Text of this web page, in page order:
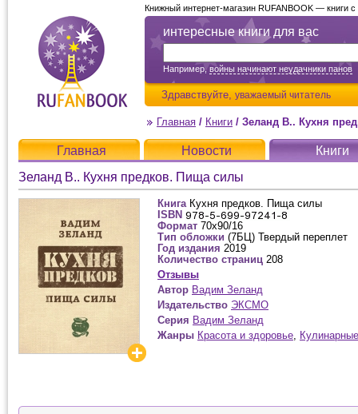
интересные книги для вас
Например,войны начинают неудачники панов
Здравствуйте, уважаемый читатель
Книжный интернет-магазин RUFANBOOK — книги
Главная / Книги / Зеланд В.. Кухня
Главная Новости
Книги
Зеланд В.. Кухня предков. Пища силы
Книга Кухня предков. Пища силы
ISBN
Формат 70x90/16
Тип обложки (7БЦ) Твердый переплет
Год издания 2019
Количество страниц 208
Отзывы
Автор Вадим Зеланд
Издательство ЭКСМО
Серия Вадим Зеланд
Жанры Красота и здоровье,